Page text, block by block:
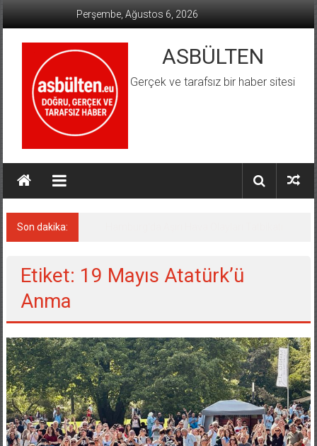
Perşembe, Ağustos 6, 2026
ASBÜLTEN
Gerçek ve tarafsız bir haber sitesi
Son dakika:
Etiket: 19 Mayıs Atatürk’ü
Anma